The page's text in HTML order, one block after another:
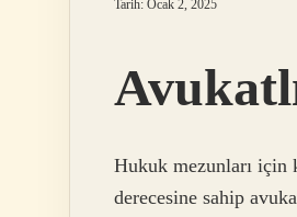
Tarih: Ocak 2, 2025
Hukuk mezunları için
derecesine sahip